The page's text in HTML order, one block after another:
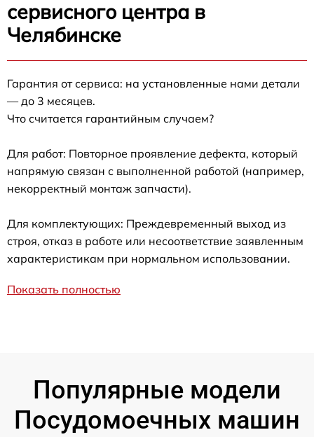
сервисного центра в
Челябинске
Гарантия от сервиса: на установленные нами детали
— до 3 месяцев.
Что считается гарантийным случаем?
Для работ: Повторное проявление дефекта, который
напрямую связан с выполненной работой (например,
некорректный монтаж запчасти).
Для комплектующих: Преждевременный выход из
строя, отказ в работе или несоответствие заявленным
характеристикам при нормальном использовании.
Показать полностью
Популярные модели
Посудомоечных машин